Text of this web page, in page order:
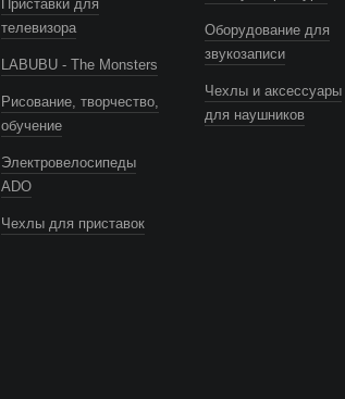
Приставки для
телевизора
LABUBU - The Monsters
Рисование, творчество,
обучение
Электровелосипеды
ADO
Чехлы для приставок
Оборудование для
звукозаписи
Чехлы и аксессуары
для наушников